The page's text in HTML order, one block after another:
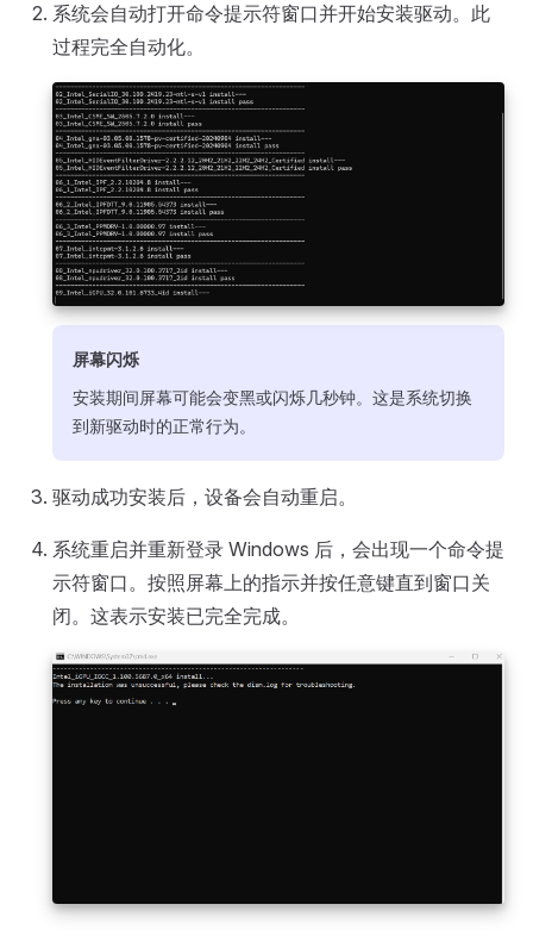
系统会自动打开命令提示符窗口并开始安装驱动。此
过程完全自动化。
屏幕闪烁
安装期间屏幕可能会变黑或闪烁几秒钟。这是系统切换
到新驱动时的正常行为。
驱动成功安装后，设备会自动重启。
系统重启并重新登录 Windows 后，会出现一个命令提
示符窗口。按照屏幕上的指示并按任意键直到窗口关
闭。这表示安装已完全完成。